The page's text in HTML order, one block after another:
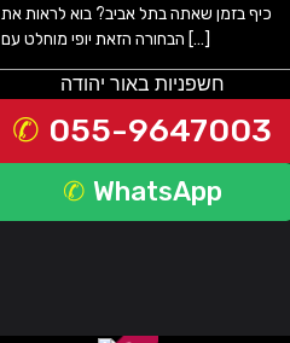
כיף בזמן שאתה בתל אביב? בוא לראות את
הבחורה הזאת יופי מוחלט עם […]
חשפניות באור יהודה
055-9647003
WhatsApp